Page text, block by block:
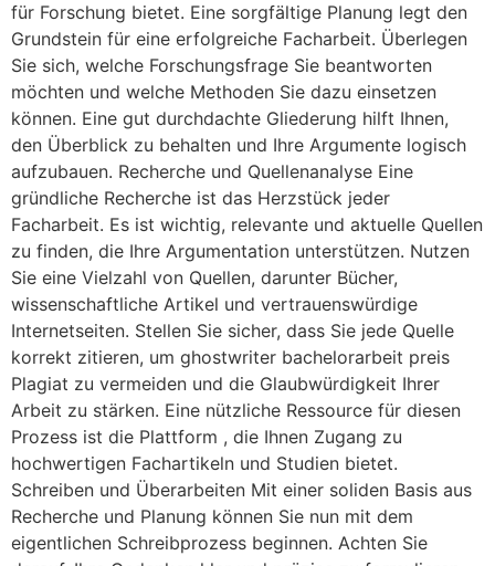
für Forschung bietet. Eine sorgfältige Planung legt den
Grundstein für eine erfolgreiche Facharbeit. Überlegen
Sie sich, welche Forschungsfrage Sie beantworten
möchten und welche Methoden Sie dazu einsetzen
können. Eine gut durchdachte Gliederung hilft Ihnen,
den Überblick zu behalten und Ihre Argumente logisch
aufzubauen. Recherche und Quellenanalyse Eine
gründliche Recherche ist das Herzstück jeder
Facharbeit. Es ist wichtig, relevante und aktuelle Quellen
zu finden, die Ihre Argumentation unterstützen. Nutzen
Sie eine Vielzahl von Quellen, darunter Bücher,
wissenschaftliche Artikel und vertrauenswürdige
Internetseiten. Stellen Sie sicher, dass Sie jede Quelle
korrekt zitieren, um ghostwriter bachelorarbeit preis
Plagiat zu vermeiden und die Glaubwürdigkeit Ihrer
Arbeit zu stärken. Eine nützliche Ressource für diesen
Prozess ist die Plattform , die Ihnen Zugang zu
hochwertigen Fachartikeln und Studien bietet.
Schreiben und Überarbeiten Mit einer soliden Basis aus
Recherche und Planung können Sie nun mit dem
eigentlichen Schreibprozess beginnen. Achten Sie